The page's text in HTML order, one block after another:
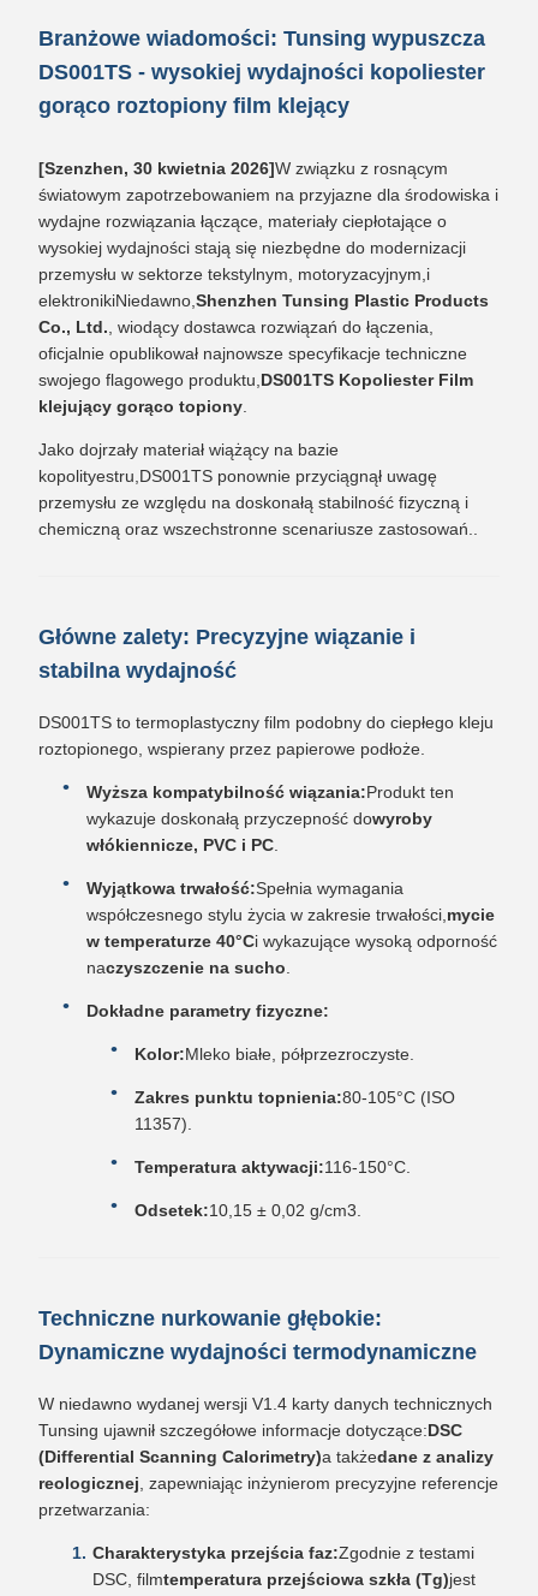
Branżowe wiadomości: Tunsing wypuszcza
DS001TS - wysokiej wydajności kopoliester
gorąco roztopiony film klejący
[Szenzhen, 30 kwietnia 2026]W związku z rosnącym
światowym zapotrzebowaniem na przyjazne dla środowiska i
wydajne rozwiązania łączące, materiały ciepłotające o
wysokiej wydajności stają się niezbędne do modernizacji
przemysłu w sektorze tekstylnym, motoryzacyjnym,i
elektronikiNiedawno, Shenzhen Tunsing Plastic Products
Co., Ltd. , wiodący dostawca rozwiązań do łączenia,
oficjalnie opublikował najnowsze specyfikacje techniczne
swojego flagowego produktu, DS001TS Kopoliester Film
klejujący gorąco topiony
Jako dojrzały materiał wiążący na bazie
kopolityestru,DS001TS ponownie przyciągnął uwagę
przemysłu ze względu na doskonałą stabilność fizyczną i
chemiczną oraz wszechstronne scenariusze zastosowań..
Główne zalety: Precyzyjne wiązanie i
stabilna wydajność
DS001TS to termoplastyczny film podobny do ciepłego kleju
roztopionego, wspierany przez papierowe podłoże.
Wyższa kompatybilność wiązania:Produkt ten
wykazuje doskonałą przyczepność dowyroby
włókiennicze, PVC i PC
Wyjątkowa trwałość:Spełnia wymagania
współczesnego stylu życia w zakresie trwałości, mycie
w temperaturze 40°Ci wykazujące wysoką odporność
naczyszczenie na sucho
Dokładne parametry fizyczne:
Kolor:Mleko białe, półprzezroczyste.
Zakres punktu topnienia:80-105°C (ISO
11357).
Temperatura aktywacji:116-150°C.
Odsetek:10,15 ± 0,02 g/cm3.
Techniczne nurkowanie głębokie:
Dynamiczne wydajności termodynamiczne
W niedawno wydanej wersji V1.4 karty danych technicznych
Tunsing ujawnił szczegółowe informacje dotyczące:DSC
(Differential Scanning Calorimetry)a takżedane z analizy
reologicznej , zapewniając inżynierom precyzyjne referencje
przetwarzania:
Charakterystyka przejścia faz:Zgodnie z testami
DSC, filmtemperatura przejściowa szkła (Tg)jest